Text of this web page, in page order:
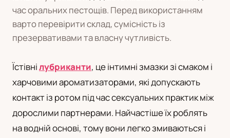
Т
У Ф Ц Ш
Polski Русский
Українська
час оральних пестощів. Перед використанням
варто перевірити склад, сумісність із
презервативами та власну чутливість.
Їстівнілубриканти, це інтимні змазки зі смаком і
харчовими ароматизаторами, які допускають
контакт із ротом під час сексуальних практик між
дорослими партнерами. Найчастіше їх роблять
на водній основі, тому вони легко змиваються і